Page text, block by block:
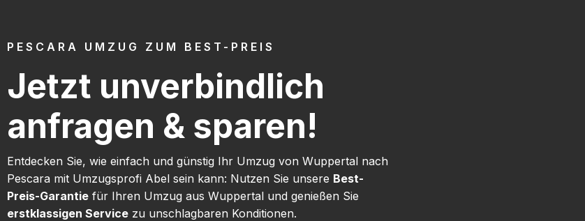
PESCARA UMZUG ZUM BEST-PREIS
Jetzt unverbindlich
anfragen & sparen!
Entdecken Sie, wie einfach und günstig Ihr Umzug von Wuppertal nach
Pescara mit Umzugsprofi Abel sein kann: Nutzen Sie unsere Best-
Preis-Garantie für Ihren Umzug aus Wuppertal und genießen Sie
erstklassigen Service zu unschlagbaren Konditionen.